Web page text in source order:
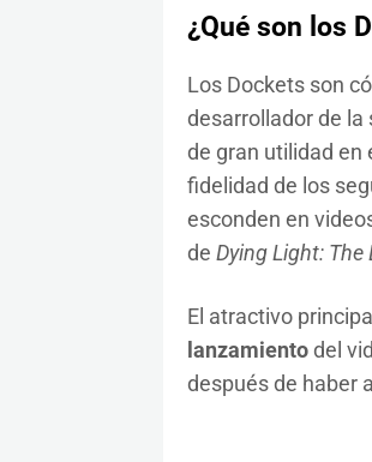
¿Qué son los
Los Dockets son
desarrollador de la
de gran utilidad en
fidelidad de los
esconden en
de Dying Light: The
El atractivo
lanzamientodel
después de haber